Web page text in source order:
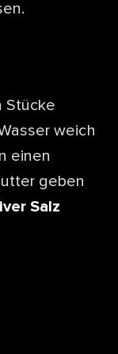
Stücke
weich
einen
geben
Salz